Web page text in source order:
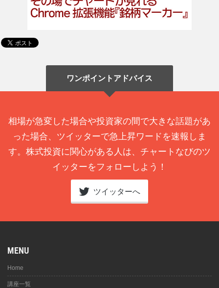
ワンポイントアドバイス
相場が急変した場合や投資家の間で大きな話題があ
った場合、ツイッターで急上昇ワードを速報しま
す。株式投資に関心がある人は、チャートなびのツ
イッターをフォローしよう！
ツイッターへ
MENU
Home
講座一覧